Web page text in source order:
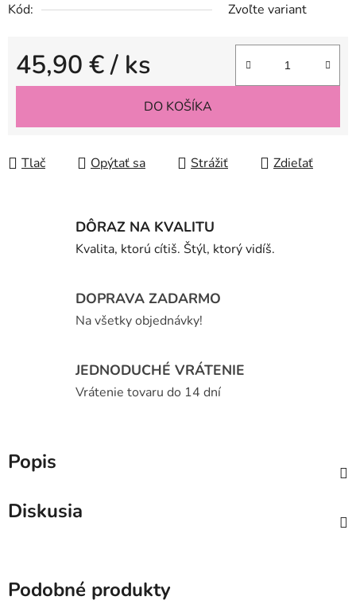
Kód:
Zvoľte variant
45,90 €/ ks
Jednotková cena:
DO KOŠÍKA
Tlač Opýtať sa Strážiť Zdieľať
DÔRAZ NA KVALITU
Kvalita, ktorú cítiš. Štýl, ktorý vidíš.
DOPRAVA ZADARMO
Na všetky objednávky!
JEDNODUCHÉ VRÁTENIE
Vrátenie tovaru do 14 dní
Popis
Diskusia
Podobné produkty